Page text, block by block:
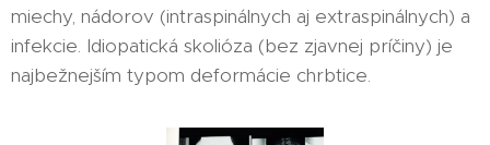
miechy, nádorov (intraspinálnych aj extraspinálnych) a
infekcie. Idiopatická skolióza (bez zjavnej príčiny) je
najbežnejším typom deformácie chrbtice.